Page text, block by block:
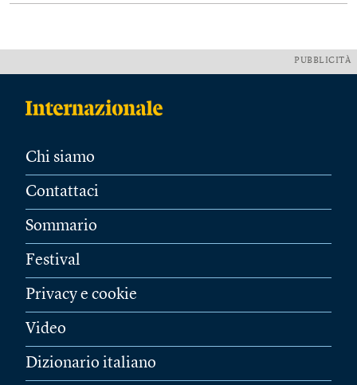
PUBBLICITÀ
Chi siamo
Contattaci
Sommario
Festival
Privacy e cookie
Video
Dizionario italiano